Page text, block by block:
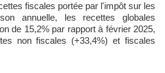
fiscales portée par l'impôt sur les
annuelle, les recettes globales
de 15,2% par rapport à février 2025,
non fiscales (+33,4%) et fiscales